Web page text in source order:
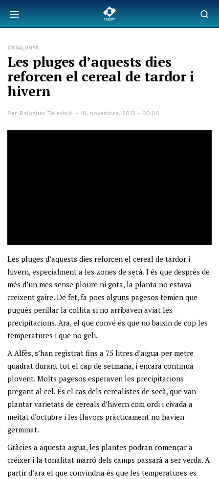
CATALUNYA
Les pluges d’aquests dies
reforcen el cereal de tardor i
hivern
Per Balaguer Televisió 18, novembre, 2013 - 00:00
Les pluges d’aquests dies reforcen el cereal de tardor i
hivern, especialment a les zones de secà. I és que després de
més d’un mes sense ploure ni gota, la planta no estava
creixent gaire. De fet, fa pocs alguns pagesos temien que
pugués perillar la collita si no arribaven aviat les
precipitacions. Ara, el que convé és que no baixin de cop les
temperatures i que no geli.
A Alfès, s’han registrat fins a 75 litres d’aigua per metre
quadrat durant tot el cap de setmana, i encara continua
plovent. Molts pagesos esperaven les precipitacions
pregant al cel. És el cas dels cerealistes de secà, que van
plantar varietats de cereals d’hivern com ordi i civada a
meitat d’octubre i les llavors pràcticament no havien
germinat.
Gràcies a aquesta aigua, les plantes podran començar a
créixer i la tonalitat marró dels camps passarà a ser verda. A
partir d’ara el que convindria és que les temperatures es